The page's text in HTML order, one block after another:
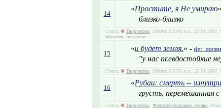
14
«Простите, я Не умираю
близко-близко
Стихи, Творчество , Объём: 0.0343 а.л., 20 01
Wenween без вести
15
«и будет земля.» -
"у нас псевдостойкие
Стихи, Творчество , Объём: 0.0551 а.л., 26 01
16
«Рубаи: смерть -- изнутри
грусть, перемешанная
Стихи, Творчество Философствования лукаво ,